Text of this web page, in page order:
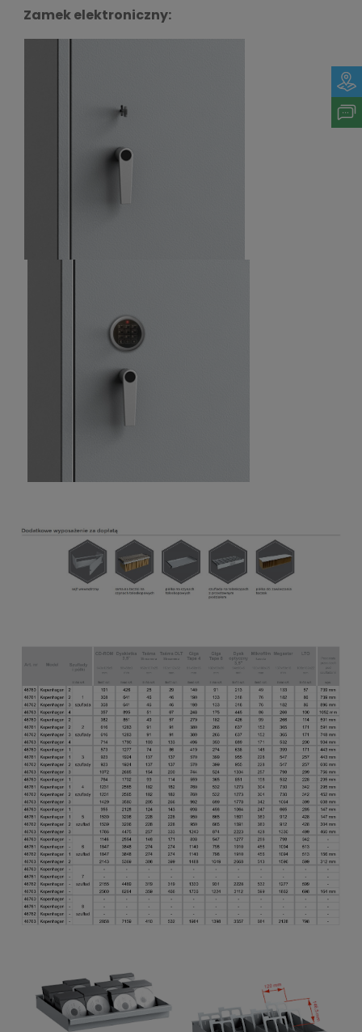
Zamek elektroniczny: